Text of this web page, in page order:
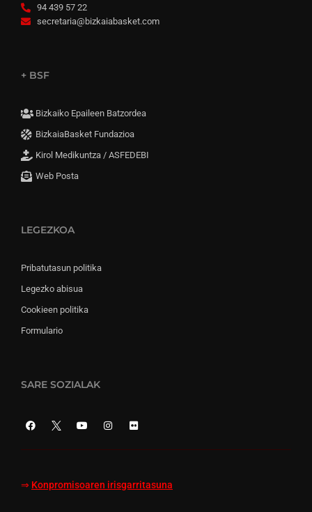
94 439 57 22
secretaria@bizkaiabasket.com
+ BSF
Bizkaiko Epaileen Batzordea
BizkaiaBasket Fundazioa
Kirol Medikuntza / ASFEDEBI
Web Posta
LEGEZKOA
Pribatutasun politika
Legezko abisua
Cookieen politika
Formulario
SARE SOZIALAK
⇒ Konpromisoaren irisgarritasuna